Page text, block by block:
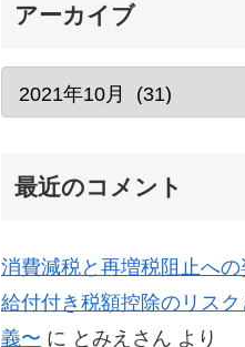
アーカイブ
最近のコメント
消費減税と再増税阻止へ
給付付き税額控除のリス
義〜 に とみえさん より